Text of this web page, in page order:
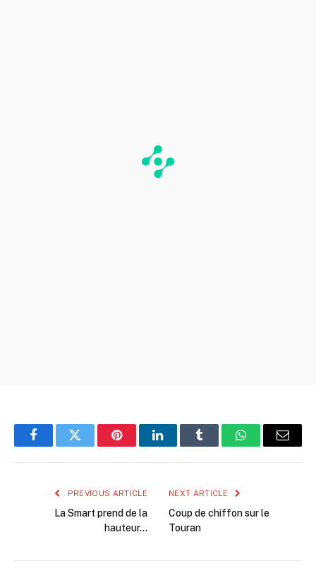
FacebookTwitter PinterestLinkedInTumblr WhatsAppEmail
PREVIOUS ARTICLE
La Smart prend de la
hauteur…
NEXT ARTICLE
Coup de chiffon sur le
Touran